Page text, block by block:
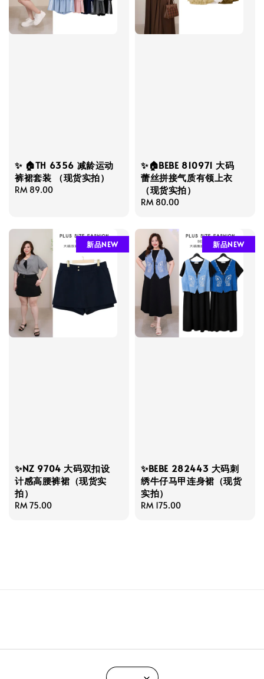
✨ 🏠TH 6356 减龄运动
裤裙套装 （现货实拍）
Regular
RM 89.00
✨🏠BEBE 810971 大码
蕾丝拼接气质有领上衣
（现货实拍）
Regular
RM 80.00
新品NEW
✨NZ 9704 大码双扣设
计感高腰裤裙（现货实
拍）
Regular
RM 75.00
新品NEW
✨BEBE 282443 大码刺
绣牛仔马甲连身裙（现货
实拍）
Regular
RM 175.00